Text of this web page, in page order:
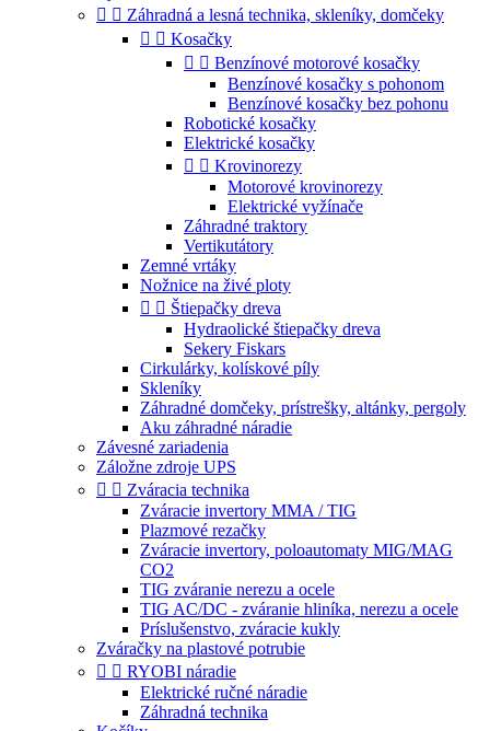
  Záhradná a lesná technika, skleníky, domčeky
  Kosačky
  Benzínové motorové kosačky
Benzínové kosačky s pohonom
Benzínové kosačky bez pohonu
Robotické kosačky
Elektrické kosačky
  Krovinorezy
Motorové krovinorezy
Elektrické vyžínače
Záhradné traktory
Vertikutátory
Zemné vrtáky
Nožnice na živé ploty
  Štiepačky dreva
Hydraolické štiepačky dreva
Sekery Fiskars
Cirkulárky, kolískové píly
Skleníky
Záhradné domčeky, prístrešky, altánky, pergoly
Aku záhradné náradie
Závesné zariadenia
Záložne zdroje UPS
  Zváracia technika
Zváracie invertory MMA / TIG
Plazmové rezačky
Zváracie invertory, poloautomaty MIG/MAG
CO2
TIG zváranie nerezu a ocele
TIG AC/DC - zváranie hliníka, nerezu a ocele
Príslušenstvo, zváracie kukly
Zváračky na plastové potrubie
  RYOBI náradie
Elektrické ručné náradie
Záhradná technika